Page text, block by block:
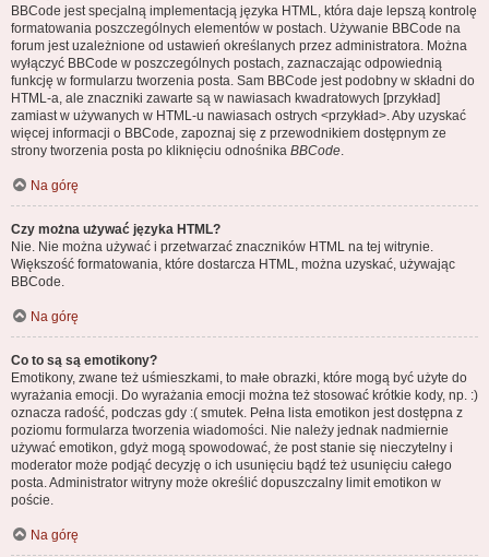
BBCode jest specjalną implementacją języka HTML, która daje lepszą kontrolę
formatowania poszczególnych elementów w postach. Używanie BBCode na
forum jest uzależnione od ustawień określanych przez administratora. Można
wyłączyć BBCode w poszczególnych postach, zaznaczając odpowiednią
funkcję w formularzu tworzenia posta. Sam BBCode jest podobny w składni do
HTML-a, ale znaczniki zawarte są w nawiasach kwadratowych [przykład]
zamiast w używanych w HTML-u nawiasach ostrych <przykład>. Aby uzyskać
więcej informacji o BBCode, zapoznaj się z przewodnikiem dostępnym ze
strony tworzenia posta po kliknięciu odnośnika BBCode.
Na górę
Czy można używać języka HTML?
Nie. Nie można używać i przetwarzać znaczników HTML na tej witrynie.
Większość formatowania, które dostarcza HTML, można uzyskać, używając
BBCode.
Na górę
Co to są są emotikony?
Emotikony, zwane też uśmieszkami, to małe obrazki, które mogą być użyte do
wyrażania emocji. Do wyrażania emocji można też stosować krótkie kody, np. :)
oznacza radość, podczas gdy :( smutek. Pełna lista emotikon jest dostępna z
poziomu formularza tworzenia wiadomości. Nie należy jednak nadmiernie
używać emotikon, gdyż mogą spowodować, że post stanie się nieczytelny i
moderator może podjąć decyzję o ich usunięciu bądź też usunięciu całego
posta. Administrator witryny może określić dopuszczalny limit emotikon w
poście.
Na górę